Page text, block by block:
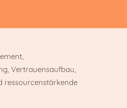
Vertrauensaufbau,
ressourcenstärkende